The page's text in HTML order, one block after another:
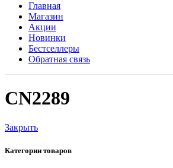
Главная
Магазин
Акции
Новинки
Бестселлеры
Обратная связь
CN2289
Закрыть
Категории товаров